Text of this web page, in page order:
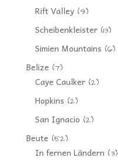
Rift Valley(9)
Scheibenkleister(13)
Simien Mountains (6)
Belize (7)
Caye Caulker(2)
Hopkins (2)
San Ignacio (2)
Beute (52)
In fernen Ländern (3)